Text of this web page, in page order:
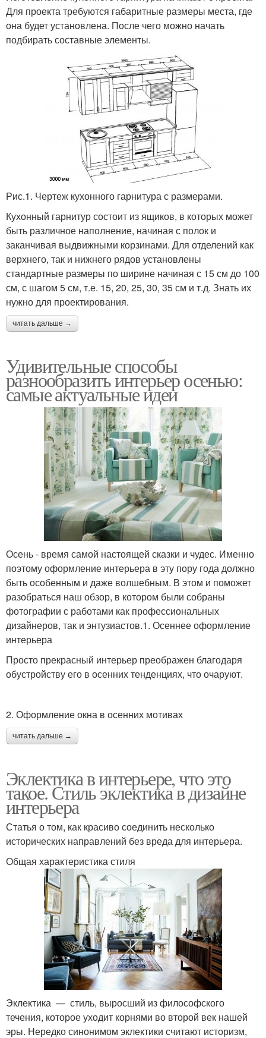
Для проекта требуются габаритные размеры места, где
она будет установлена. После чего можно начать
подбирать составные элементы.
Рис.1. Чертеж кухонного гарнитура с размерами.
Кухонный гарнитур состоит из ящиков, в которых может
быть различное наполнение, начиная с полок и
заканчивая выдвижными корзинами. Для отделений как
верхнего, так и нижнего рядов установлены
стандартные размеры по ширине начиная с 15 см до 100
см, с шагом 5 см, т.е. 15, 20, 25, 30, 35 см и т.д. Знать их
нужно для проектирования.
читать дальше →
Удивительные способы
разнообразить интерьер осенью:
самые актуальные идеи
Осень - время самой настоящей сказки и чудес. Именно
поэтому оформление интерьера в эту пору года должно
быть особенным и даже волшебным. В этом и поможет
разобраться наш обзор, в котором были собраны
фотографии с работами как профессиональных
дизайнеров, так и энтузиастов.1. Осеннее оформление
интерьера
Просто прекрасный интерьер преображен благодаря
обустройству его в осенних тенденциях, что очаруют.
2. Оформление окна в осенних мотивах
читать дальше →
Эклектика в интерьере, что это
такое. Стиль эклектика в дизайне
интерьера
Статья о том, как красиво соединить несколько
исторических направлений без вреда для интерьера.
Общая характеристика стиля
Эклектика — стиль, выросший из философского
течения, которое уходит корнями во второй век нашей
эры. Нередко синонимом эклектики считают историзм,